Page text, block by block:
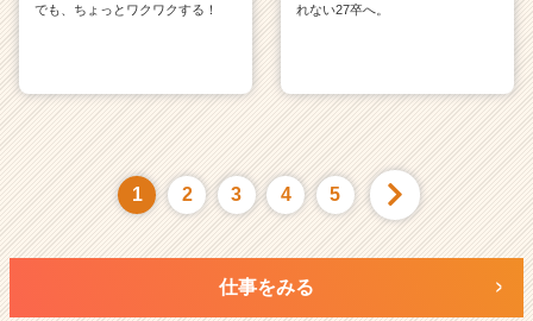
でも、ちょっとワクワクする！
れない27卒へ。
1 2 3 4 5
仕事をみる